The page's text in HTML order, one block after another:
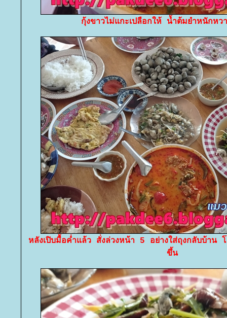
กุ้งขาวไม่แกะเปลือกให้ น้ำต้มยำหนักห
หลังเปิบมื้อค่ำแล้ว สั่งล่วงหน้า 5 อย่างใส่ถุงกลับบ้าน โ
ขึ้น